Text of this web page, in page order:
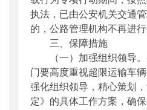
执法，已由公安机关交通
的，公路管理机构不再进行
三、保障措施
（一）加强组织领导。
门要高度重视超限运输车
强化组织领导，精心策划
定》的具体工作方案，确